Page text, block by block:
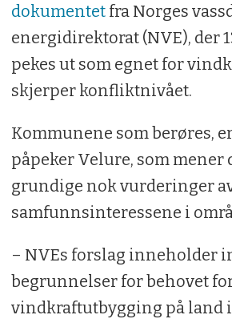
dokumentetfra Norges
energidirektorat (NVE), der
pekes ut som egnet for
skjerper konfliktnivået.
Kommunene som berøres,
påpeker Velure, som mener
grundige nok vurderinger
samfunnsinteressene i
– NVEs forslag inneholder
begrunnelser for behovet
vindkraftutbygging på land i